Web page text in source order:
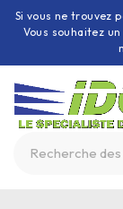
Si vous ne trouvez
Vous souhaitez